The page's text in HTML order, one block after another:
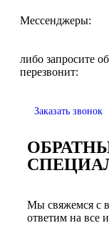
Мессенджеры:
либо запросите
перезвонит:
Заказать звонок
Мы свяжемся с
ответим на все